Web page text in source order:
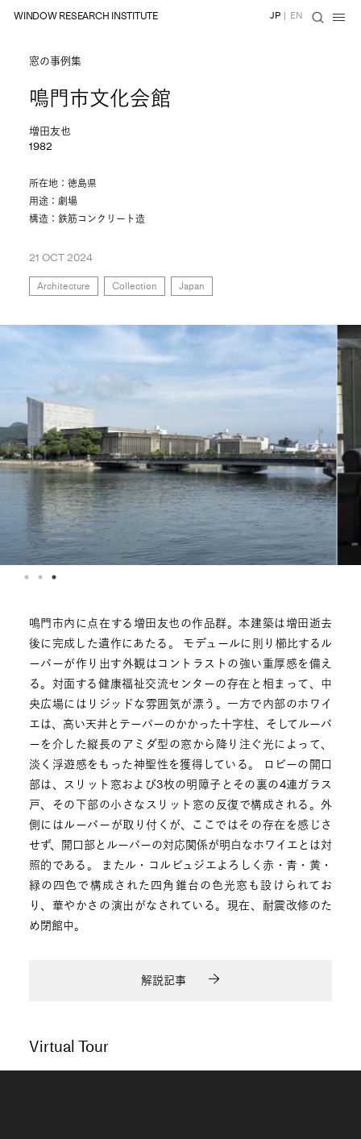
WINDOW RESEARCH INSTITUTE JP | EN
窓の事例集
鳴門市文化会館
増田友也
1982
所在地：徳島県
用途：劇場
構造：鉄筋コンクリート造
21 OCT 2024
Architecture Collection Japan
鳴門市内に点在する増田友也の作品群。本建築は増田逝去
後に完成した遺作にあたる。 モデュールに則り櫛比するル
ーバーが作り出す外観はコントラストの強い重厚感を備え
る。対面する健康福祉交流センターの存在と相まって、中
央広場にはリジッドな雰囲気が漂う。一方で内部のホワイ
エは、高い天井とテーパーのかかった十字柱、そしてルーバ
ーを介した縦長のアミダ型の窓から降り注ぐ光によって、
淡く浮遊感をもった神聖性を獲得している。 ロビーの開口
部は、スリット窓および3枚の明障子とその裏の4連ガラス
戸、その下部の小さなスリット窓の反復で構成される。外
側にはルーバーが取り付くが、ここではその存在を感じさ
せず、開口部とルーバーの対応関係が明白なホワイエとは対
照的である。 またル・コルビュジエよろしく赤・青・黄・
緑の四色で構成された四角錐台の色光窓も設けられてお
り、華やかさの演出がなされている。現在、耐震改修のた
め閉館中。
解説記事
Virtual Tour